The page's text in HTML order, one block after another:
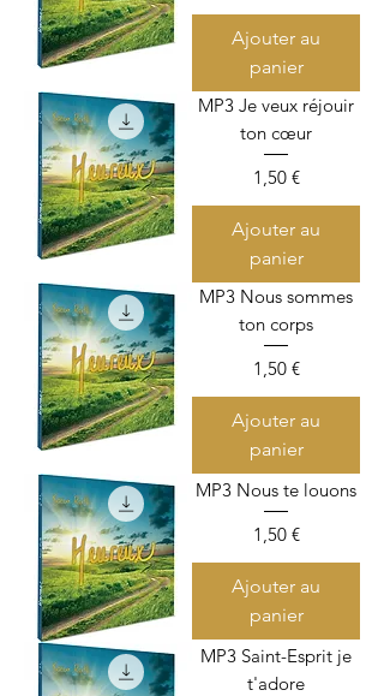
Ajouter au
panier
MP3 Je veux réjouir
ton cœur
Prix
1,50 €
Ajouter au
panier
MP3 Nous sommes
ton corps
Prix
1,50 €
Ajouter au
panier
MP3 Nous te louons
Prix
1,50 €
Ajouter au
panier
MP3 Saint-Esprit je
t'adore